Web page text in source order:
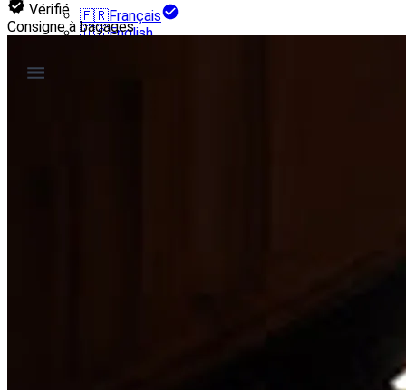
🇫🇷Français
🇺🇸English
Vérifié
Consigne à bagages